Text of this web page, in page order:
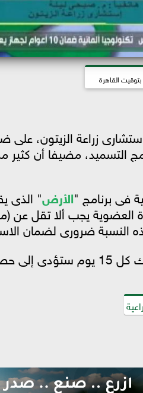
بتوقيت القاهرة
زراعة الزيتون، على
التسميد، مضيفا أن كثير
فى برنامج "الأرض" الذى
النسبة ضرورى لضمان
وأكد أن إضافة كيلو هيوميك